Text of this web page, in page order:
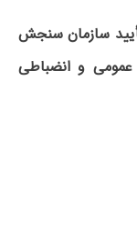
سازمان سنجش
و انضباطی